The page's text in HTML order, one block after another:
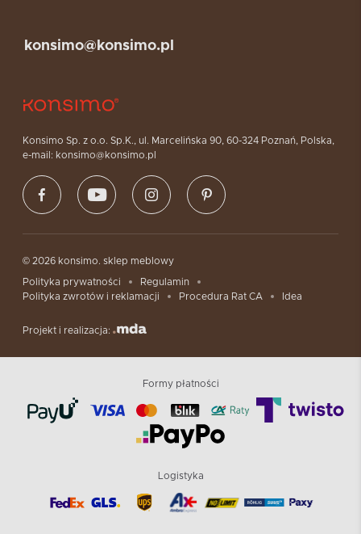
Konsimo Sp. z o.o. Sp.K., ul. Marcelińska 90, 60-324 Poznań, Polska,
e-mail: konsimo@konsimo.pl
konsimo@konsimo.pl
© 2026 konsimo. sklep meblowy
Polityka prywatności
Regulamin
Polityka zwrotów i reklamacji
Procedura Rat CA Idea
Projekt i realizacja:
Formy płatności
Logistyka